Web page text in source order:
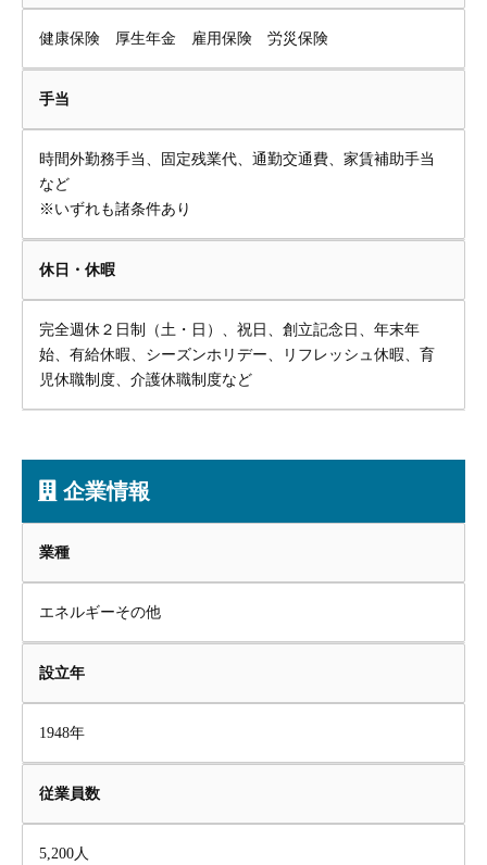
健康保険 厚生年金 雇用保険 労災保険
手当
時間外勤務手当、固定残業代、通勤交通費、家賃補助手当
など
※いずれも諸条件あり
休日・休暇
完全週休２日制（土・日）、祝日、創立記念日、年末年
始、有給休暇、シーズンホリデー、リフレッシュ休暇、育
児休職制度、介護休職制度など
企業情報
業種
エネルギーその他
設立年
1948年
従業員数
5,200人